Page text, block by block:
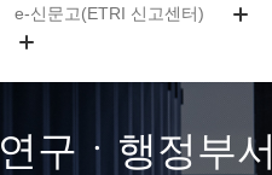
e-신문고(ETRI 신고센터)
고객의소리
수의계약 현황
연구ㆍ행정부서